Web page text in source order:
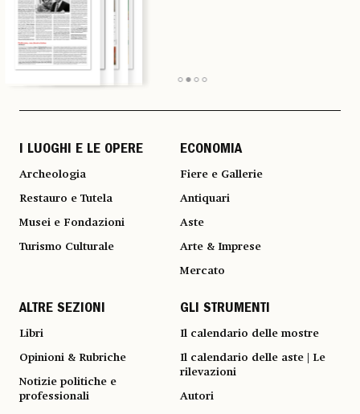
I LUOGHI E LE OPERE
Archeologia
Restauro e Tutela
Musei e Fondazioni
Turismo Culturale
ECONOMIA
Fiere e Gallerie
Antiquari
Aste
Arte & Imprese
Mercato
ALTRE SEZIONI
Libri
Opinioni & Rubriche
Notizie politiche e
professionali
GLI STRUMENTI
Il calendario delle mostre
Il calendario delle aste | Le
rilevazioni
Autori